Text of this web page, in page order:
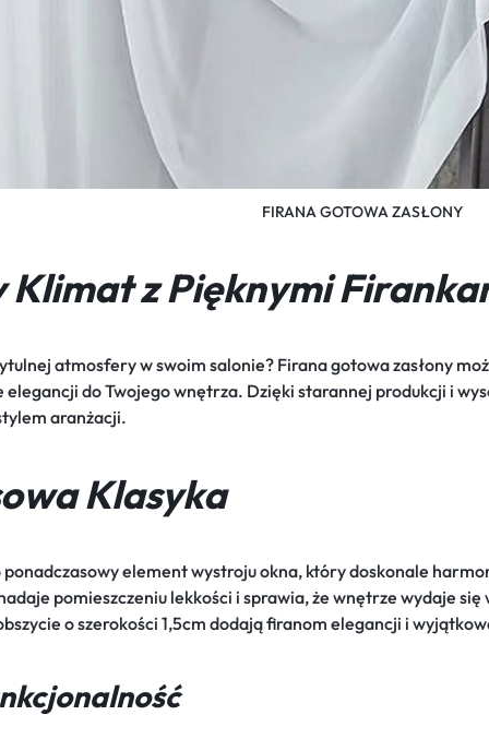
FIRANA GOTOWA ZASŁONY
Klimat z Pięknymi
atmosfery w swoim salonie? Firana gotowa zasłony
do Twojego wnętrza. Dzięki starannej produkcji i
aranżacji.
Klasyka
ponadczasowy element wystroju okna, który doskonale
pomieszczeniu lekkości i sprawia, że wnętrze wydaje
o szerokości 1,5cm dodają firanom elegancji i